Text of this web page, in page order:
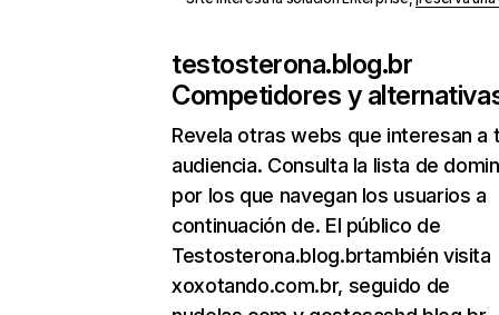
testosterona.blog.br
Competidores y
Revela otras webs que interesan a
audiencia. Consulta la lista de
por los que navegan los usuarios a
continuación de. El público de
Testosterona.blog.brtambién visita
xoxotando.com.br, seguido de